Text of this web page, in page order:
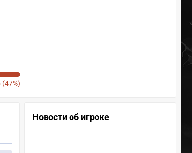
(47%)
Новости об игроке